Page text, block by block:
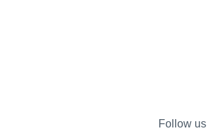
Follow us